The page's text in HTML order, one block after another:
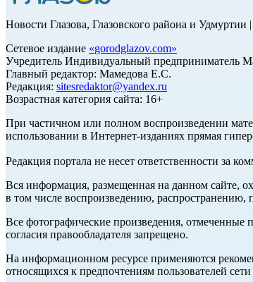
Новости Глазова, Глазовского района и Удмуртии
Сетевое издание «gorodglazov.com»
Учредитель Индивидуальный предприниматель
Главный редактор: Мамедова Е.С.
Редакция: sitesredaktor@yandex.ru
Возрастная категория сайта: 16+
При частичном или полном воспроизведении
использовании в Интернет-изданиях прямая
Редакция портала не несет ответственности за
Вся информация, размещенная на данном сайте,
в том числе воспроизведению, распространению,
Все фотографические произведения, отмеченные
согласия правообладателя запрещено.
На информационном ресурсе применяются
относящихся к предпочтениям пользователей